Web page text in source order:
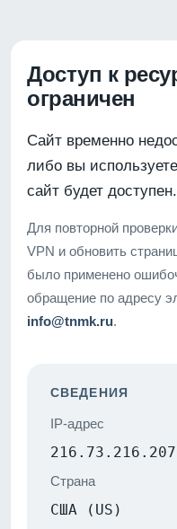
Доступ к
ограничен
Сайт временно
либо вы
сайт будет доступен.
Для повторной
VPN и обновить
было применено
обращение по адресу
info@tnmk.ru.
СВЕДЕНИЯ
IP-адрес
216.73.216.207
Страна
США (US)